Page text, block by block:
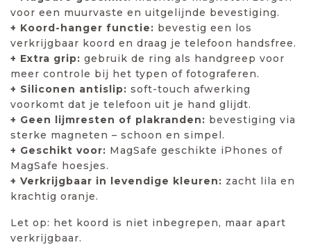
voor een muurvaste en uitgelijnde bevestiging.
+ Koord-hanger functie: bevestig een los
verkrijgbaar koord en draag je telefoon handsfree.
+ Extra grip: gebruik de ring als handgreep voor
meer controle bij het typen of fotograferen.
+ Siliconen antislip: soft-touch afwerking
voorkomt dat je telefoon uit je hand glijdt.
+ Geen lijmresten of plakranden: bevestiging via
sterke magneten – schoon en simpel.
+ Geschikt voor: MagSafe geschikte iPhones of
MagSafe hoesjes.
+ Verkrijgbaar in levendige kleuren: zacht lila en
krachtig oranje.
Let op: het koord is niet inbegrepen, maar apart
verkrijgbaar.